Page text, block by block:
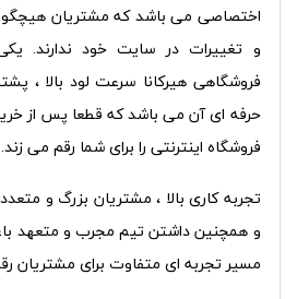
اختصاصی می باشد که مشتریان
و تغییرات در سایت خود ندارند.
فروشگاهی هیرکانا سرعت لود بالا ،
حرفه ای آن می باشد که قطعا پس از
فروشگاه اینترنتی را برای شما رقم می زند.
تجربه کاری بالا ، مشتریان بزرگ و
و همچنین داشتن تیم مجرب و متعهد
مسیر تجربه ای متفاوت برای مشتریان